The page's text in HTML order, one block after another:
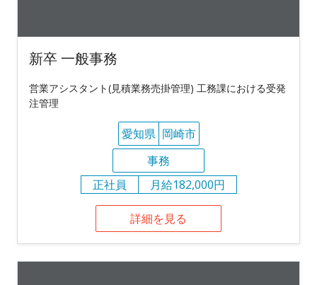
新卒 一般事務
営業アシスタント(見積業務売掛管理) 工務課における受発
注管理
愛知県 岡崎市
事務
正社員
月給182,000円
詳細を見る